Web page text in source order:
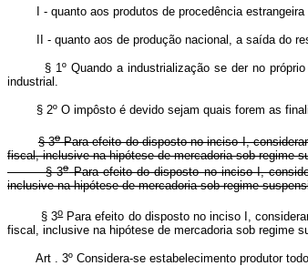
I - quanto aos produtos de procedência
II - quanto aos de produção nacional, a saída do
§ 1º Quando a industrialização se der no
industrial.
§ 2º O impôsto é devido sejam quais forem as
§ 3oPara efeito do disposto no inciso I,
fiscal, inclusive na hipótese de mercadoria sob regime
§ 3oPara efeito do disposto no inciso I,
inclusive na hipótese de mercadoria sob regime
§ 3oPara efeito do disposto no inciso I,
fiscal, inclusive na hipótese de mercadoria sob regime
Art . 3º Considera-se estabelecimento produtor